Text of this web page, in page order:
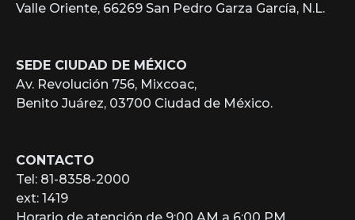
Valle Oriente, 66269 San Pedro Garza García, N.L.
SEDE CIUDAD DE MÉXICO
Av. Revolución 756, Mixcoac,
Benito Juárez, 03700 Ciudad de México.
CONTACTO
Tel: 81-8358-2000
ext: 1419